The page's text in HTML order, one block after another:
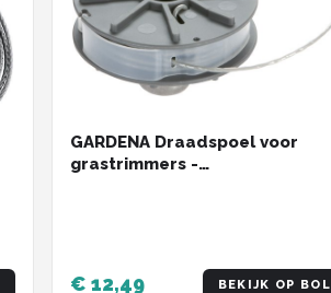
GARDENA Draadspoel voor
grastrimmers -
€ 12,49 BEKIJK OP BOL